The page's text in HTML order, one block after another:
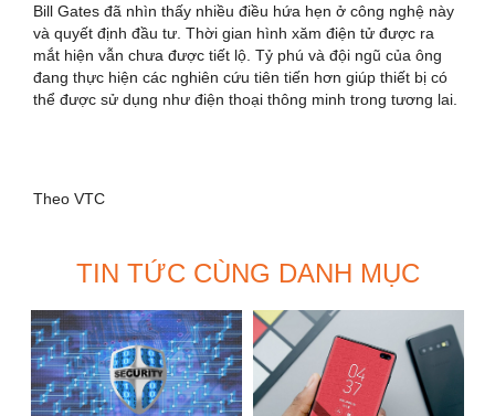
Bill Gates đã nhìn thấy nhiều điều hứa hẹn ở công nghệ này
và quyết định đầu tư. Thời gian hình xăm điện tử được ra
mắt hiện vẫn chưa được tiết lộ. Tỷ phú và đội ngũ của ông
đang thực hiện các nghiên cứu tiên tiến hơn giúp thiết bị có
thể được sử dụng như điện thoại thông minh trong tương lai.
Theo VTC
TIN TỨC CÙNG DANH MỤC